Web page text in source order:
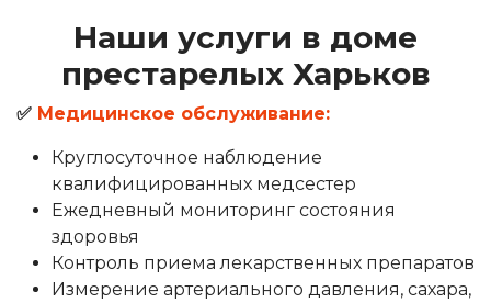
Наши услуги в доме
престарелых Харьков
✅ Медицинское обслуживание:
Круглосуточное наблюдение
квалифицированных медсестер
Ежедневный мониторинг состояния
здоровья
Контроль приема лекарственных препаратов
Измерение артериального давления, сахара,